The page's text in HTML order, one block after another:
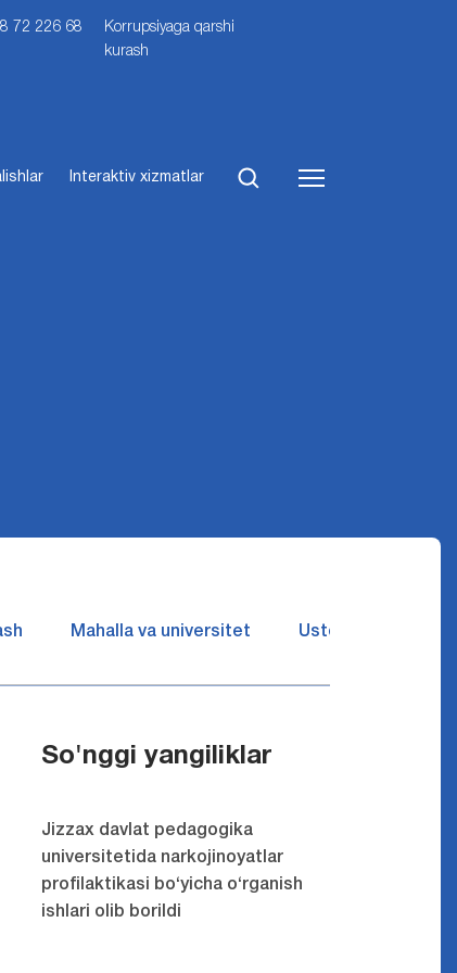
72 226 68
Korrupsiyaga qarshi
kurash
Interaktiv xizmatlar
Mahalla va universitet Ustozlar suhbatin
So'nggi yangiliklar
Jizzax davlat pedagogika
universitetida narkojinoyatlar
profilaktikasi bo‘yicha o‘rganish
ishlari olib borildi